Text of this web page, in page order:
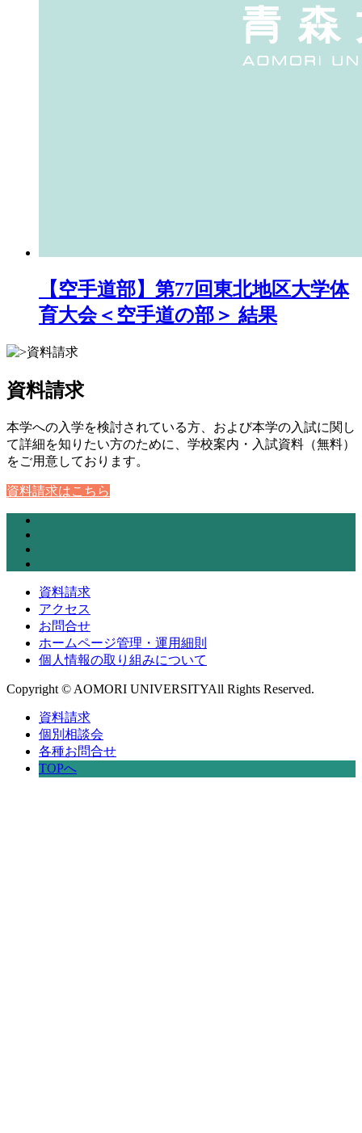
【空手道部】第77回東北地区大学体
育大会＜空手道の部＞ 結果
資料請求
本学への入学を検討されている方、および本学の入試に関し
て詳細を知りたい方のために、学校案内・入試資料（無料）
をご用意しております。
資料請求はこちら
資料請求
アクセス
お問合せ
ホームページ管理・運用細則
個人情報の取り組みについて
Copyright © AOMORI UNIVERSITYAll Rights Reserved.
資料請求
個別相談会
各種お問合せ
TOPへ